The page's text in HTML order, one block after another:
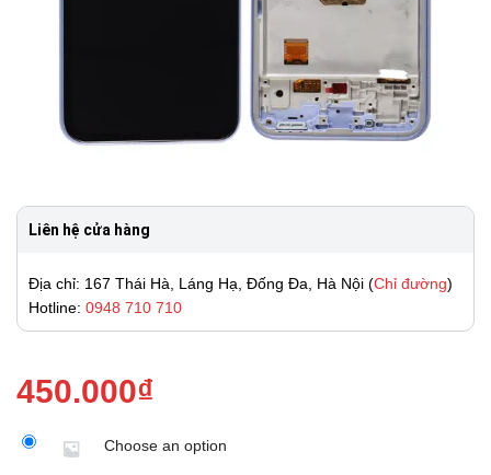
Liên hệ cửa hàng
Địa chỉ: 167 Thái Hà, Láng Hạ, Đống Đa, Hà Nội (Chỉ đường)
Hotline: 0948 710 710
450.000₫
Choose an option